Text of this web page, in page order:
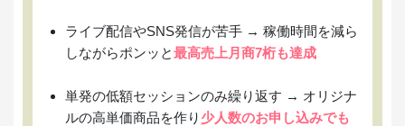
ライブ配信やSNS発信が苦手 → 稼働時間を減ら
しながらポンッと最高売上月商7桁も達成
単発の低額セッションのみ繰り返す → オリジナ
ルの高単価商品を作り 少人数のお申し込みでも